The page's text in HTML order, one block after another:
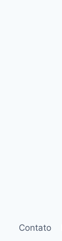
Contato